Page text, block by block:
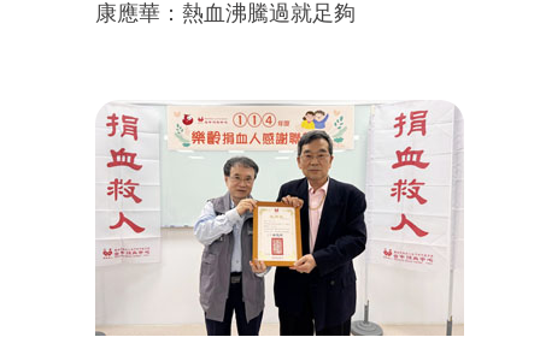
康應華：熱血沸騰過就足夠